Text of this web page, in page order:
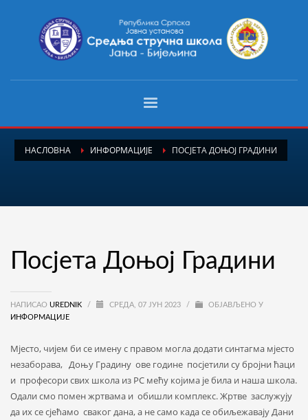
НАСЛОВНА ИНФОРМАЦИЈЕ ПОСЈЕТА ДОЊОЈ ГРАДИНИ
Посјета Доњој Градини
НАПИСАО UREDNIK / СРЕДА, 07 ЈУН 2023 /
ОБЈАВЉЕНО У
ИНФОРМАЦИЈЕ
Мјесто, чијем би се имену с правом могла додати синтагма мјесто
незаборава, Доњу Градину ове године посјетили су бројни ћаци
и професори свих школа из РС мећу којима је била и наша школа.
Одали смо помен жртвама и обишли комплекс. Жртве заслужују
да их се сјећамо сваког дана, а не само када се обиљежавају Дани